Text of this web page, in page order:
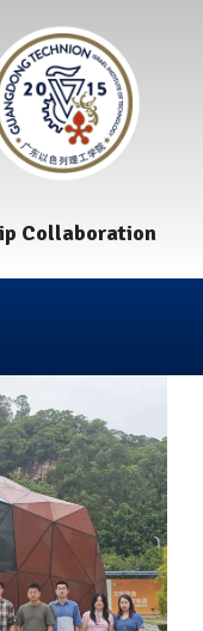
Collaboration